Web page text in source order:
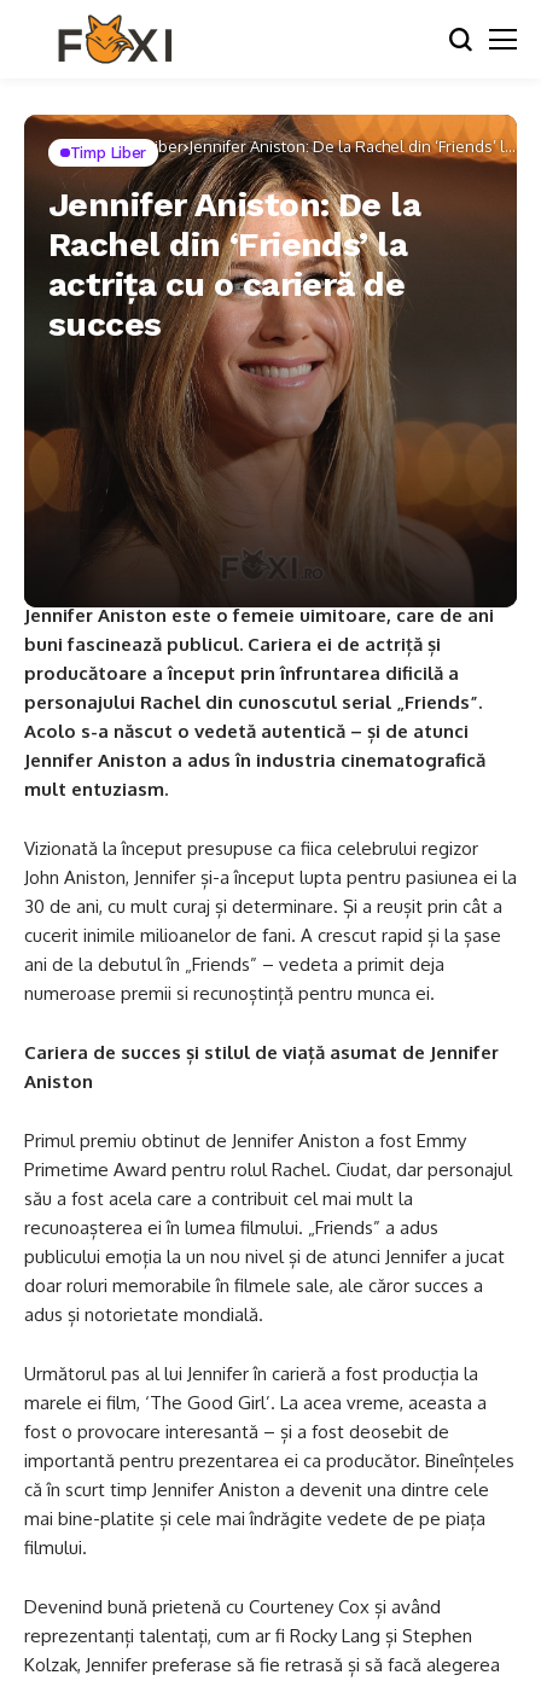
Home Timp Liber Jennifer Aniston: De la Rachel din ‘Friends’ la
actrița cu o carieră de succes
Timp Liber
Jennifer Aniston: De la
Rachel din ‘Friends’ la
actrița cu o carieră de
succes
Jennifer Aniston este o femeie uimitoare, care de ani
buni fascinează publicul. Cariera ei de actriță și
producătoare a început prin înfruntarea dificilă a
personajului Rachel din cunoscutul serial „Friends”.
Acolo s-a născut o vedetă autentică – și de atunci
Jennifer Aniston a adus în industria cinematografică
mult entuziasm.
Vizionată la început presupuse ca fiica celebrului regizor
John Aniston, Jennifer și-a început lupta pentru pasiunea ei la
30 de ani, cu mult curaj și determinare. Și a reușit prin cât a
cucerit inimile milioanelor de fani. A crescut rapid și la șase
ani de la debutul în „Friends” – vedeta a primit deja
numeroase premii si recunoștință pentru munca ei.
Cariera de succes și stilul de viață asumat de Jennifer
Aniston
Primul premiu obtinut de Jennifer Aniston a fost Emmy
Primetime Award pentru rolul Rachel. Ciudat, dar personajul
său a fost acela care a contribuit cel mai mult la
recunoașterea ei în lumea filmului. „Friends” a adus
publicului emoția la un nou nivel și de atunci Jennifer a jucat
doar roluri memorabile în filmele sale, ale căror succes a
adus și notorietate mondială.
Următorul pas al lui Jennifer în carieră a fost producția la
marele ei film, ‘The Good Girl’. La acea vreme, aceasta a
fost o provocare interesantă – și a fost deosebit de
importantă pentru prezentarea ei ca producător. Bineînțeles
că în scurt timp Jennifer Aniston a devenit una dintre cele
mai bine-platite și cele mai îndrăgite vedete de pe piața
filmului.
Devenind bună prietenă cu Courteney Cox și având
reprezentanți talentați, cum ar fi Rocky Lang și Stephen
Kolzak, Jennifer preferase să fie retrasă și să facă alegerea